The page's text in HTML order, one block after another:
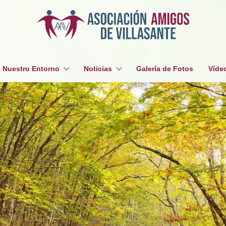
Nuestro Entorno Noticias Galería de Fotos